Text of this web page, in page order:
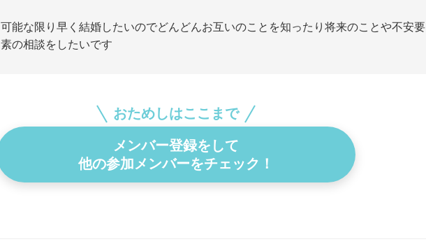
可能な限り早く結婚したいのでどんどんお互いのことを知ったり将来のことや不安要
素の相談をしたいです
おためしはここまで
メンバー登録をして
他の参加メンバーをチェック！